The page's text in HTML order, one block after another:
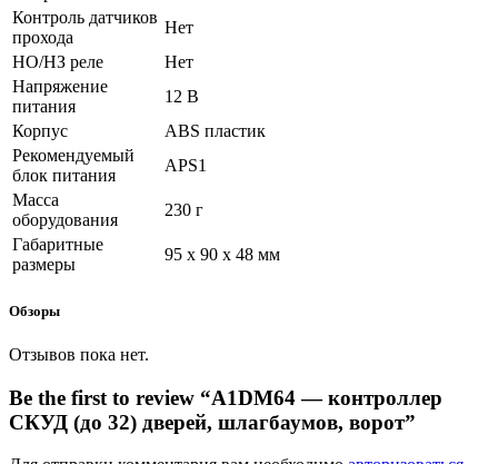
Контроль датчиков
прохода
Нет
НО/НЗ реле
Нет
Напряжение
питания
12 В
Корпус
ABS пластик
Рекомендуемый
блок питания
APS1
Масса
оборудования
230 г
Габаритные
размеры
95 х 90 х 48 мм
Обзоры
Отзывов пока нет.
Be the first to review “A1DM64 — контроллер
СКУД (до 32) дверей, шлагбаумов, ворот”